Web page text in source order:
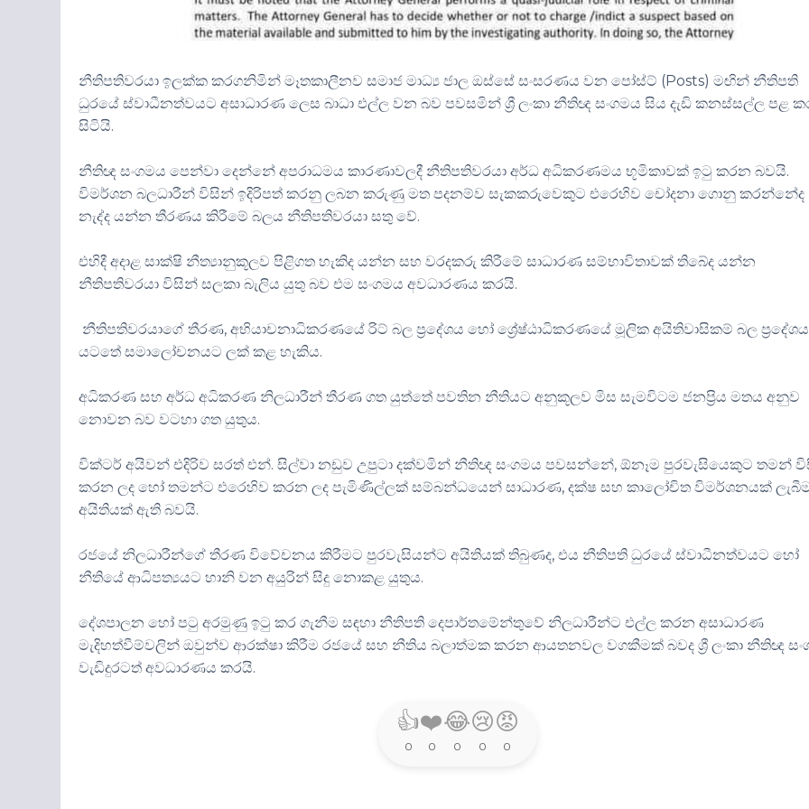
නීතිපතිවරයා ඉලක්ක කරගනිමින් මෑතකාලීනව සමාජ මාධ්‍ය ජාල ඔස්සේ සංසරණය වන පෝස්ට් (Posts) මඟින් නීතිපති
ධුරයේ ස්වාධීනත්වයට අසාධාරණ ලෙස බාධා එල්ල වන බව පවසමින් ශ්‍රී ලංකා නීතිඥ සංගමය සිය දැඩි කනස්සල්ල පළ
සිටියි.
නීතිඥ සංගමය පෙන්වා දෙන්නේ අපරාධමය කාරණාවලදී නීතිපතිවරයා අර්ධ අධිකරණමය භූමිකාවක් ඉටු කරන බවයි.
විමර්ශන බලධාරීන් විසින් ඉදිරිපත් කරනු ලබන කරුණු මත පදනම්ව සැකකරුවෙකුට එරෙහිව චෝදනා ගොනු කරන්නේද
නැද්ද යන්න තීරණය කිරීමේ බලය නීතිපතිවරයා සතු වේ.
එහිදී අදාළ සාක්ෂි නීත්‍යානුකූලව පිළිගත හැකිද යන්න සහ වරදකරු කිරීමේ සාධාරණ සම්භාවිතාවක් තිබේද යන්න
නීතිපතිවරයා විසින් සලකා බැලිය යුතු බව එම සංගමය අවධාරණය කරයි.
නීතිපතිවරයාගේ තීරණ, අභියාචනාධිකරණයේ රිට් බල ප්‍රදේශය හෝ ශ්‍රේෂ්ඨාධිකරණයේ මූලික අයිතිවාසිකම් බල ප්‍රදේශය
යටතේ සමාලෝචනයට ලක් කළ හැකිය.
අධිකරණ සහ අර්ධ අධිකරණ නිලධාරීන් තීරණ ගත යුත්තේ පවතින නීතියට අනුකූලව මිස සැමවිටම ජනප්‍රිය මතය අනුව
නොවන බව වටහා ගත යුතුය.
වික්ටර් අයිවන් එදිරිව සරත් එන්. සිල්වා නඩුව උපුටා දක්වමින් නීතිඥ සංගමය පවසන්නේ, ඕනෑම පුරවැසියෙකුට තමන්
කරන ලද හෝ තමන්ට එරෙහිව කරන ලද පැමිණිල්ලක් සම්බන්ධයෙන් සාධාරණ, දක්ෂ සහ කාලෝචිත විමර්ශනයක්
අයිතියක් ඇති බවයි.
රජයේ නිලධාරීන්ගේ තීරණ විවේචනය කිරීමට පුරවැසියන්ට අයිතියක් තිබුණද, එය නීතිපති ධුරයේ ස්වාධීනත්වයට හෝ
නීතියේ ආධිපත්‍යයට හානි වන අයුරින් සිදු නොකළ යුතුය.
දේශපාලන හෝ පටු අරමුණු ඉටු කර ගැනීම සඳහා නීතිපති දෙපාර්තමේන්තුවේ නිලධාරීන්ට එල්ල කරන අසාධාරණ
මැදිහත්වීම්වලින් ඔවුන්ව ආරක්ෂා කිරීම රජයේ සහ නීතිය බලාත්මක කරන ආයතනවල වගකීමක් බවද ශ්‍රී ලංකා නීතිඥ
වැඩිදුරටත් අවධාරණය කරයි.
👍
0
❤️
0
😂
0
😢
0
😡
0